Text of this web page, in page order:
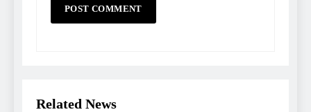
Related News